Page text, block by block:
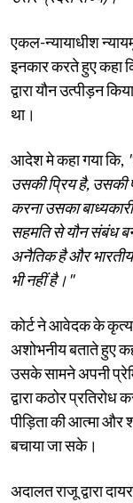
एकल-न्यायाधीश
इनकार करते हुए कहा
द्वारा यौन उत्पीड़न
था।
आदेश मे कहा गया कि,
उसकी प्रिय है, उसकी
करना उसका
सहमति से यौन संबंध
अनैतिक है और
भी नहीं है।"
कोर्ट ने आवेदक के कृत्य
अशोभनीय बताते हुए
उसके सामने अपनी
द्वारा कठोर प्रतिरोध
पीड़िता की आत्मा और
बचाया जा सके।
अदालत राजू द्वारा